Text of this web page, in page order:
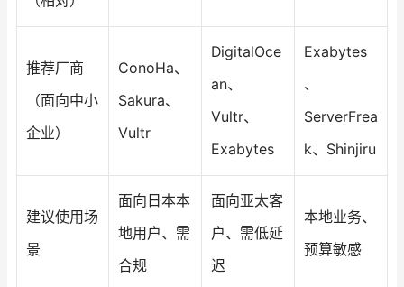
推荐厂商
（面向中小
企业）
ConoHa、
Sakura、
Vultr
DigitalOce
an、
Vultr、
Exabytes
Exabytes
、
ServerFrea
k、Shinjiru
建议使用场
景
面向日本本
地用户、需
合规
面向亚太客
户、需低延
迟
本地业务、
预算敏感